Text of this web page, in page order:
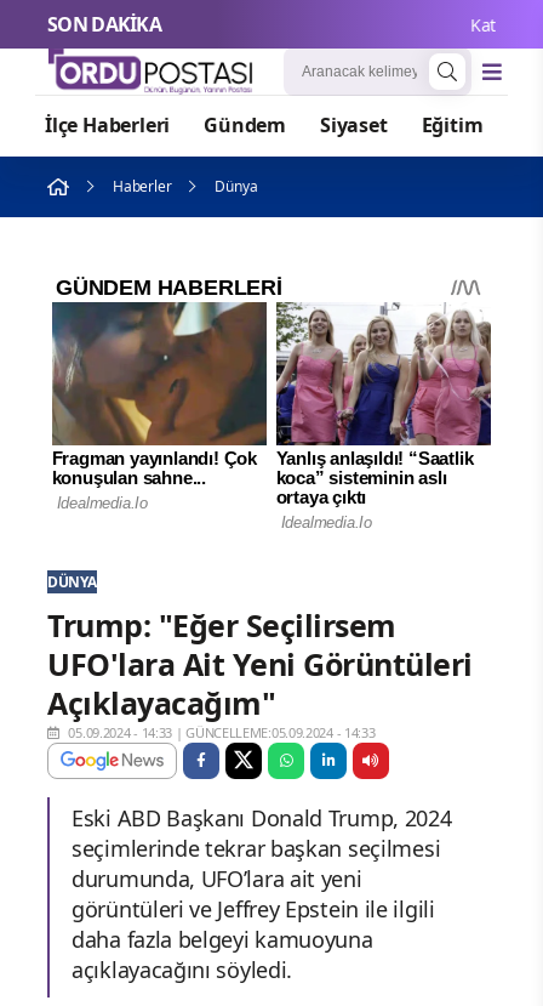
SON DAKİKA
İlçe Haberleri Gündem Siyaset Eğitim
Haberler Dünya
DÜNYA
Trump: "Eğer Seçilirsem
UFO'lara Ait Yeni Görüntüleri
Açıklayacağım"
05.09.2024 - 14:33 |GÜNCELLEME:05.09.2024 - 14:33
Eski ABD Başkanı Donald Trump, 2024
seçimlerinde tekrar başkan seçilmesi
durumunda, UFO’lara ait yeni
görüntüleri ve Jeffrey Epstein ile ilgili
daha fazla belgeyi kamuoyuna
açıklayacağını söyledi.